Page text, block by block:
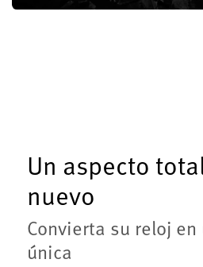
Un aspecto
nuevo
Convierta su reloj
única